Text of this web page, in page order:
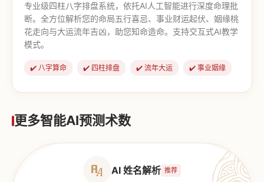
专业级四柱八字排盘系统，依托AI人工智能进行深度命理批
断。全方位解析您的命局五行喜忌、事业财运起伏、姻缘桃
花走向与大运流年吉凶，助您知命造命。支持交互式AI教学
模式。
✔️ 八字算命 ✔️ 四柱排盘 ✔️ 流年大运 ✔️ 事业姻缘
更多智能AI预测术数
AI 姓名解析 推荐